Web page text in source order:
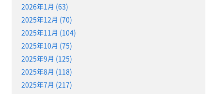
2026年1月 (63)
2025年12月 (70)
2025年11月 (104)
2025年10月 (75)
2025年9月 (125)
2025年8月 (118)
2025年7月 (217)